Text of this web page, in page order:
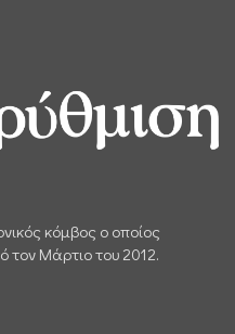
κόμβος ο οποίος
τον Μάρτιο του 2012.